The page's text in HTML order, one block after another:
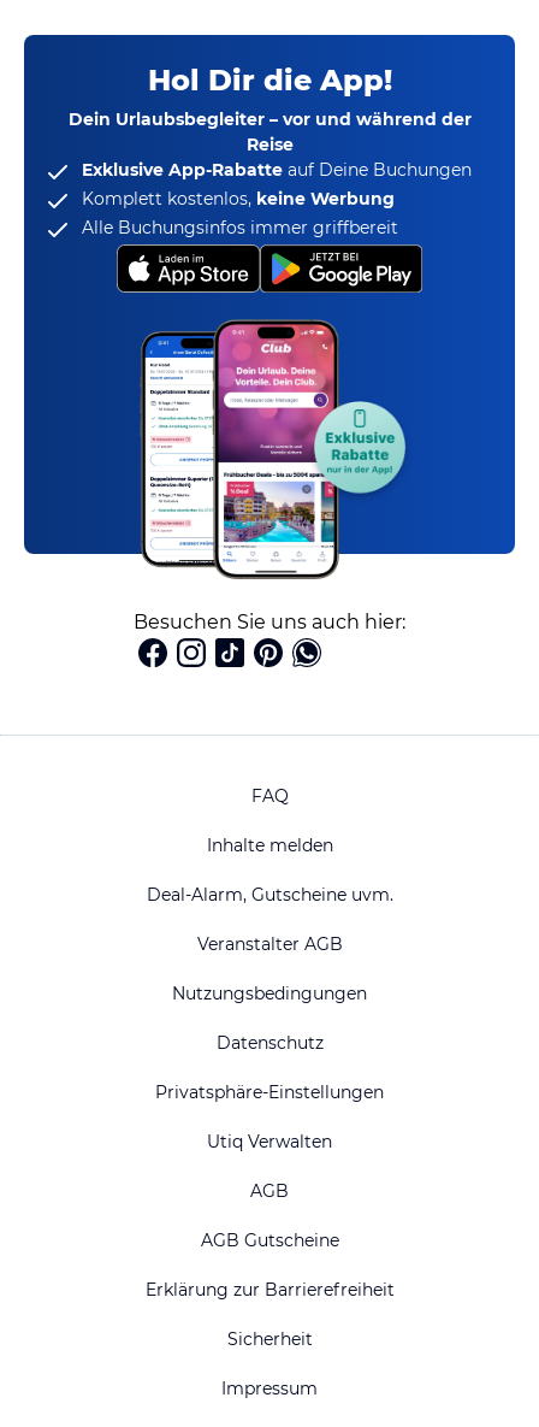
Hol Dir die App!
Dein Urlaubsbegleiter – vor und während der
Reise
Exklusive App-Rabatte auf Deine Buchungen
Komplett kostenlos, keine Werbung
Alle Buchungsinfos immer griffbereit
Besuchen Sie uns auch hier:
FAQ
Inhalte melden
Deal-Alarm, Gutscheine uvm.
Veranstalter AGB
Nutzungsbedingungen
Datenschutz
Privatsphäre-Einstellungen
Utiq Verwalten
AGB
AGB Gutscheine
Erklärung zur Barrierefreiheit
Sicherheit
Impressum